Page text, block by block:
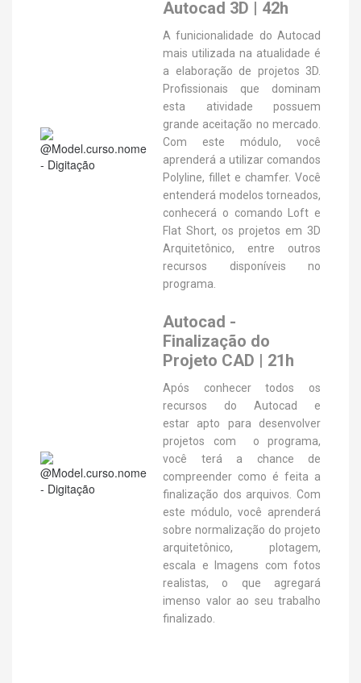
Autocad 3D | 42h
A funicionalidade do Autocad
mais utilizada na atualidade é
a elaboração de projetos 3D.
Profissionais que dominam
esta atividade possuem
grande aceitação no mercado.
Com este módulo, você
aprenderá a utilizar comandos
Polyline, fillet e chamfer. Você
entenderá modelos torneados,
conhecerá o comando Loft e
Flat Short, os projetos em 3D
Arquitetônico, entre outros
recursos disponíveis no
programa.
Autocad -
Finalização do
Projeto CAD | 21h
Após conhecer todos os
recursos do Autocad e
estar apto para desenvolver
projetos com o programa,
você terá a chance de
compreender como é feita a
finalização dos arquivos. Com
este módulo, você aprenderá
sobre normalização do projeto
arquitetônico, plotagem,
escala e Imagens com fotos
realistas, o que agregará
imenso valor ao seu trabalho
finalizado.